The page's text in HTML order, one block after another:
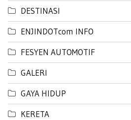
DESTINASI
ENJINDOTcom INFO
FESYEN AUTOMOTIF
GALERI
GAYA HIDUP
KERETA